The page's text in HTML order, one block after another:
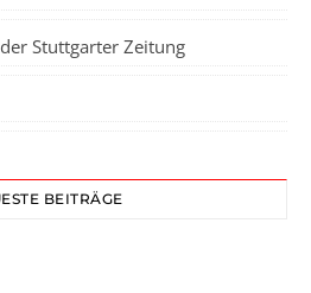
Stuttgarter Zeitung
BEITRÄGE